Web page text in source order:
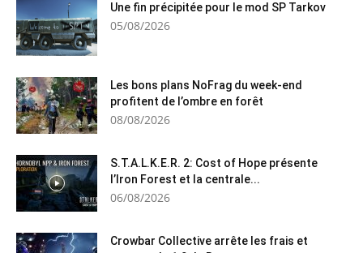
Une fin précipitée pour le mod SP Tarkov
05/08/2026
Les bons plans NoFrag du week-end
profitent de l’ombre en forêt
08/08/2026
S.T.A.L.K.E.R. 2: Cost of Hope présente
l’Iron Forest et la centrale...
06/08/2026
Crowbar Collective arrête les frais et